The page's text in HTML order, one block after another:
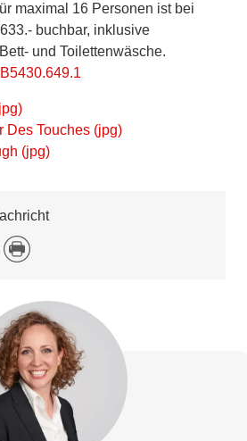
maximal 16 Personen ist bei
buchbar, inklusive
und Toilettenwäsche.
Des Touches (jpg)
(jpg)